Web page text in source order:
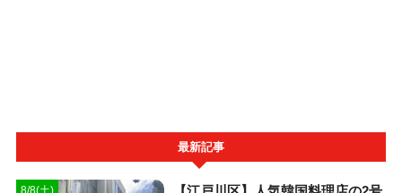
最新記事
8/8(土)